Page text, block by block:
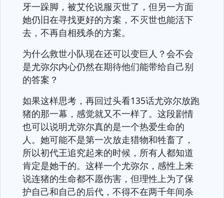
牙一跺脚，被艾伦说服灭世了，但另一方面
她仍旧在寻找更好的方案，不灭世也能活下
去，不再自相残杀的方案。
为什么救世小队现在还可以变巨人？会不会
是尤弥尔内心仍然在期待他们能带给自己别
的答案？
如果这样思考，再回过头看135话尤弥尔放跑
猪的那一幕，感觉就又不一样了。这段剧情
也可以说明尤弥尔真的是一个热爱生命的
人。她可能不是第一次放走猎物和牲畜了，
所以初代王追究起来的时候，所有人都知道
肯定是她干的。这样一个尤弥尔，感性上来
说连猪的生命都不愿伤害，但理性上为了保
护自己和自己的后代，不得不在两千年间杀